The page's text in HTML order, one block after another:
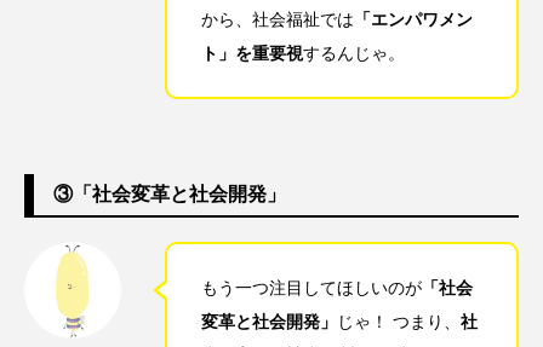
から、社会福祉では 「エンパワメン
ト」を重要視するんじゃ。
③「社会変革と社会開発」
もう一つ注目してほしいのが 「社会
変革と社会開発」
じゃ！ つまり、 社